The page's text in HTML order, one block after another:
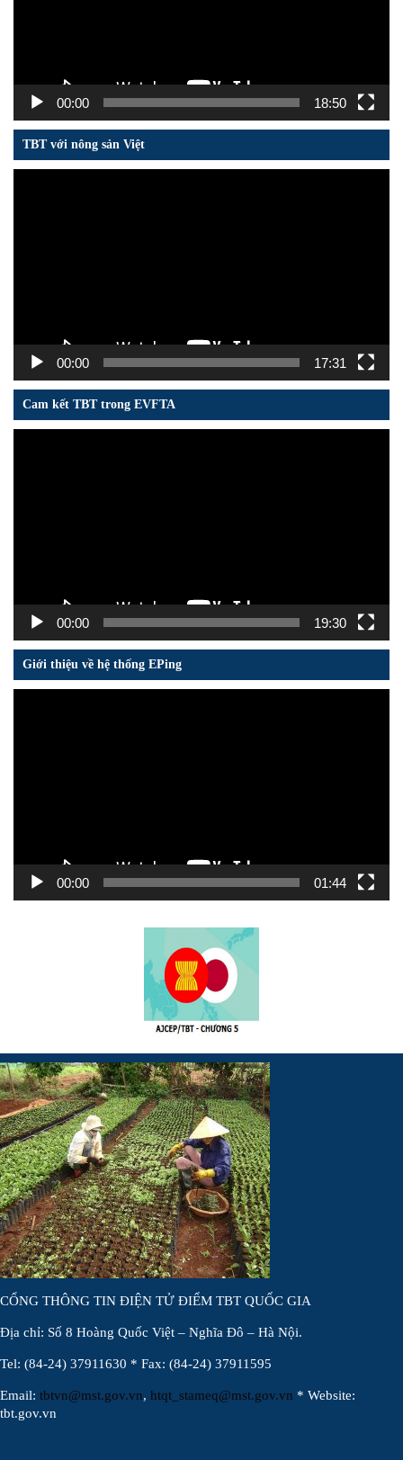
00:00 18:50
TBT với nông sản Việt
00:00 17:31
Cam kết TBT trong EVFTA
00:00 19:30
Giới thiệu về hệ thống EPing
00:00 01:44
CỔNG THÔNG TIN ĐIỆN TỬ ĐIỂM TBT QUỐC GIA
Địa chỉ: Số 8 Hoàng Quốc Việt – Nghĩa Đô – Hà Nội.
Tel: (84-24) 37911630 * Fax: (84-24) 37911595
Email: tbtvn@mst.gov.vn, htqt_stameq@mst.gov.vn * Website:
tbt.gov.vn